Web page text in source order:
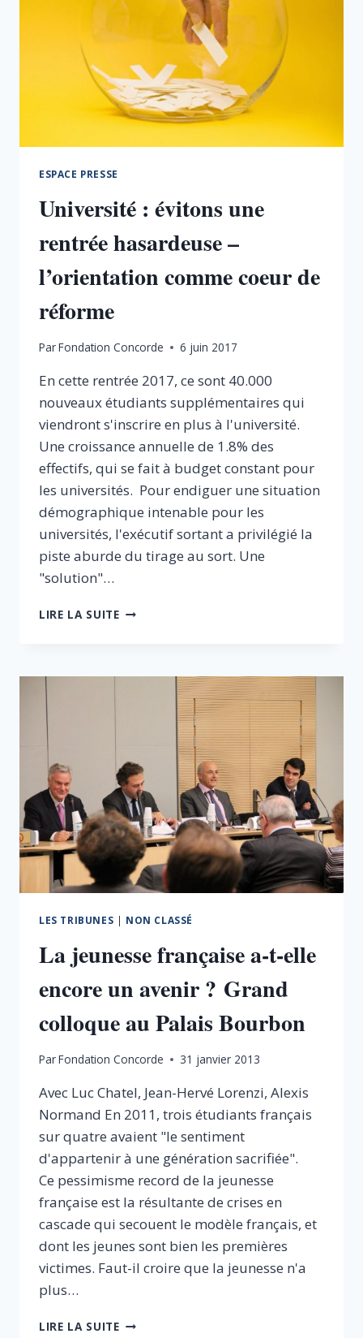
ESPACE PRESSE
Université : évitons une
rentrée hasardeuse –
l’orientation comme coeur de
réforme
ParFondation Concorde 6 juin 2017
En cette rentrée 2017, ce sont 40.000
nouveaux étudiants supplémentaires qui
viendront s'inscrire en plus à l'université.
Une croissance annuelle de 1.8% des
effectifs, qui se fait à budget constant pour
les universités. Pour endiguer une situation
démographique intenable pour les
universités, l'exécutif sortant a privilégié la
piste aburde du tirage au sort. Une
"solution"…
LIRE LA SUITEUNIVERSITÉ
RENTRÉE
HASARDEUSE
L’ORIENTATION
COEUR
DE
RÉFORME
LES TRIBUNES | NON CLASSÉ
La jeunesse française a-t-elle
encore un avenir ? Grand
colloque au Palais Bourbon
ParFondation Concorde 31 janvier 2013
Avec Luc Chatel, Jean-Hervé Lorenzi, Alexis
Normand En 2011, trois étudiants français
sur quatre avaient "le sentiment
d'appartenir à une génération sacrifiée".
Ce pessimisme record de la jeunesse
française est la résultante de crises en
cascade qui secouent le modèle français, et
dont les jeunes sont bien les premières
victimes. Faut-il croire que la jeunesse n'a
plus…
LIRE LA SUITELA